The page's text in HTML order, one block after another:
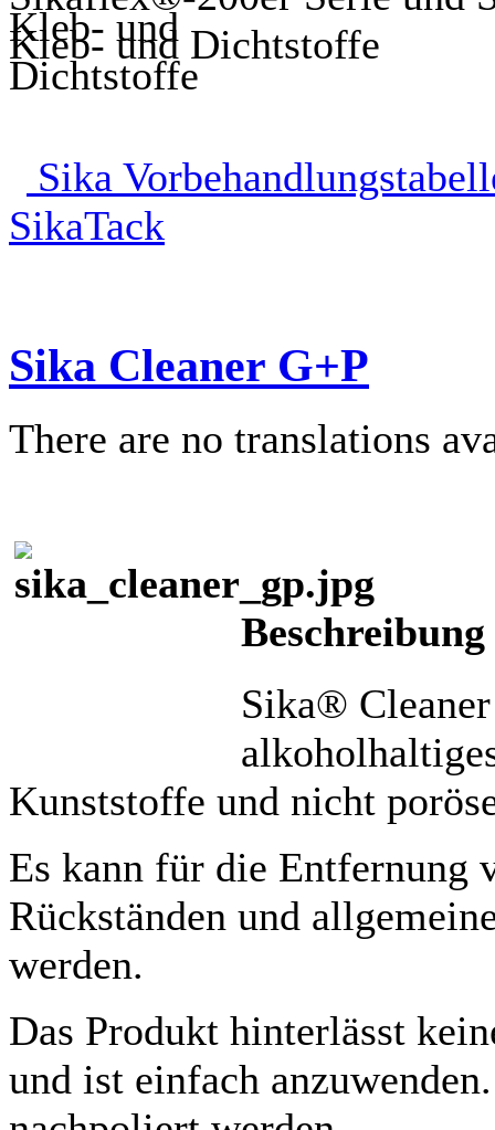
Kleb- und Dichtstoffe
Sika
SikaTack
Sika Cleaner G+P
There are no translations
Beschreibung
Sika®
Kunststoffe und nicht
Es kann für die Entfernung
Rückständen und
werden.
Das Produkt hinterlässt
und ist einfach